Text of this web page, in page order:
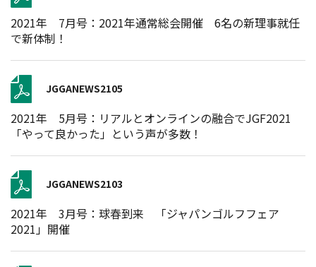
2021年 7月号：2021年通常総会開催 6名の新理事就任
で新体制！
JGGANEWS2105
2021年 5月号：リアルとオンラインの融合でJGF2021
「やって良かった」という声が多数！
JGGANEWS2103
2021年 3月号：球春到来 「ジャパンゴルフフェア
2021」開催